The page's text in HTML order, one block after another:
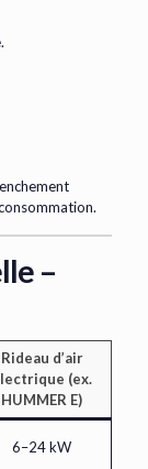
–
Rideau d’air
(ex.
HUMMER E)
6–24 kW